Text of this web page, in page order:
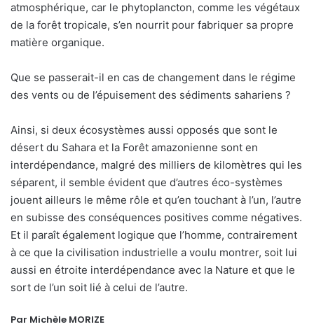
atmosphérique, car le phytoplancton, comme les végétaux
de la forêt tropicale, s’en nourrit pour fabriquer sa propre
matière organique.
Que se passerait-il en cas de changement dans le régime
des vents ou de l’épuisement des sédiments sahariens ?
Ainsi, si deux écosystèmes aussi opposés que sont le
désert du Sahara et la Forêt amazonienne sont en
interdépendance, malgré des milliers de kilomètres qui les
séparent, il semble évident que d’autres éco-systèmes
jouent ailleurs le même rôle et qu’en touchant à l’un, l’autre
en subisse des conséquences positives comme négatives.
Et il paraît également logique que l’homme, contrairement
à ce que la civilisation industrielle a voulu montrer, soit lui
aussi en étroite interdépendance avec la Nature et que le
sort de l’un soit lié à celui de l’autre.
Par Michèle MORIZE